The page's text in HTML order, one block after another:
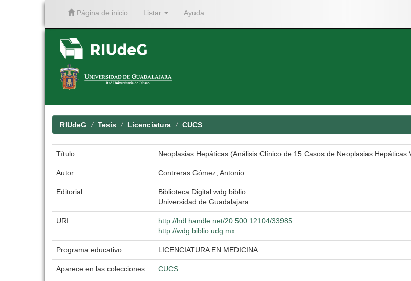
Página de inicio Listar Ayuda
RIUdeG Tesis Licenciatura CUCS
Título: Neoplasias Hepáticas (Análisis Clínico de 15 Casos de Neoplasias
Autor: Contreras Gómez, Antonio
Editorial:
Biblioteca Digital wdg.biblio
Universidad de Guadalajara
URI:
http://hdl.handle.net/20.500.12104/33985
http://wdg.biblio.udg.mx
Programa educativo: LICENCIATURA EN MEDICINA
Aparece en las colecciones: CUCS